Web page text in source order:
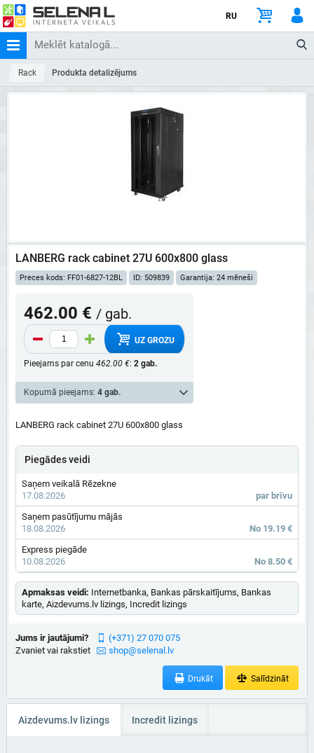
RU
Rack Produkta detalizējums
LANBERG rack cabinet 27U 600x800 glass
Preces kods: FF01-6827-12BL ID: 509839 Garantija: 24 mēneši
462.00 € / gab.
UZ GROZU
Pieejams par cenu 462.00 €: 2 gab.
Kopumā pieejams: 4 gab.
LANBERG rack cabinet 27U 600x800 glass
Piegādes veidi
Saņem veikalā Rēzekne
17.08.2026
par brīvu
Saņem pasūtījumu mājās
18.08.2026
No 19.19 €
Express piegāde
10.08.2026
No 8.50 €
Apmaksas veidi: Internetbanka, Bankas pārskaitījums, Bankas
karte, Aizdevums.lv lizings, Incredit lizings
Jums ir jautājumi?
Zvaniet vai rakstiet
(+371) 27 070 075
shop@selenal.lv
Drukāt Salīdzināt
Aizdevums.lv lizings Incredit lizings